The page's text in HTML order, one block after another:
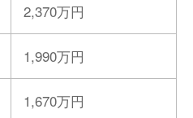
2,370万円
1,990万円
1,670万円